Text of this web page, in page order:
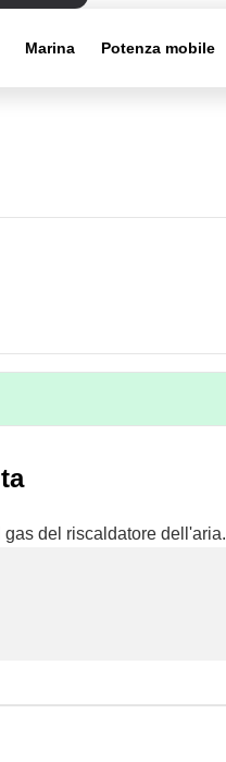
Marina Potenza mobile
del riscaldatore dell'aria.